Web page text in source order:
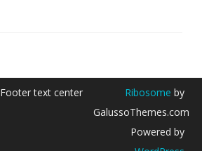
Footer text center Ribosome by
GalussoThemes.com
Powered by